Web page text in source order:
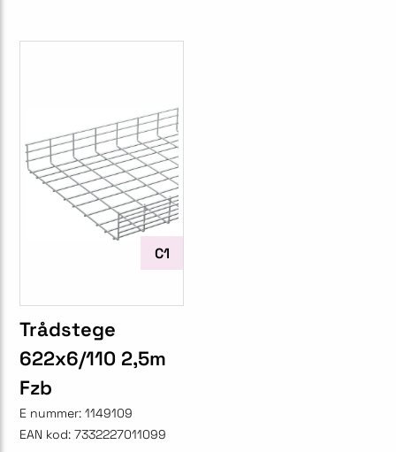
C1
Trådstege
622x6/110 2,5m
Fzb
E nummer: 1149109
EAN kod: 7332227011099